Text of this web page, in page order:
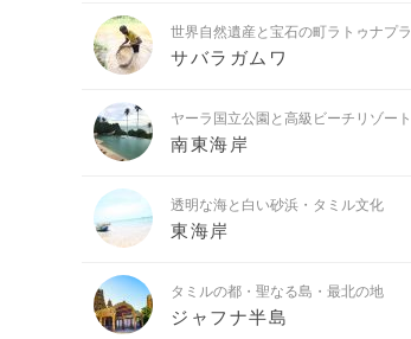
世界自然遺産と宝石の町ラトゥナプラ
サバラガムワ
ヤーラ国立公園と高級ビーチリゾート
南東海岸
透明な海と白い砂浜・タミル文化
東海岸
タミルの都・聖なる島・最北の地
ジャフナ半島